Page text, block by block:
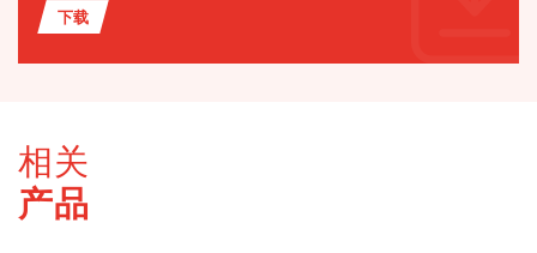
下载
相关
产品